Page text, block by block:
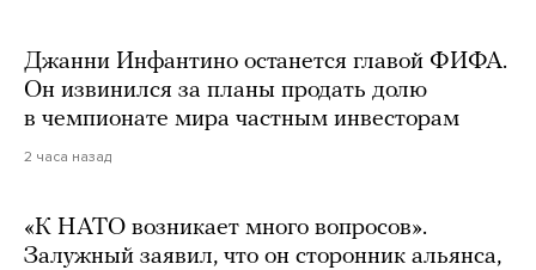
Джанни Инфантино останется главой ФИФА.
Он извинился за планы продать долю
в чемпионате мира частным инвесторам
2 часа назад
«К НАТО возникает много вопросов».
Залужный заявил, что он сторонник альянса,